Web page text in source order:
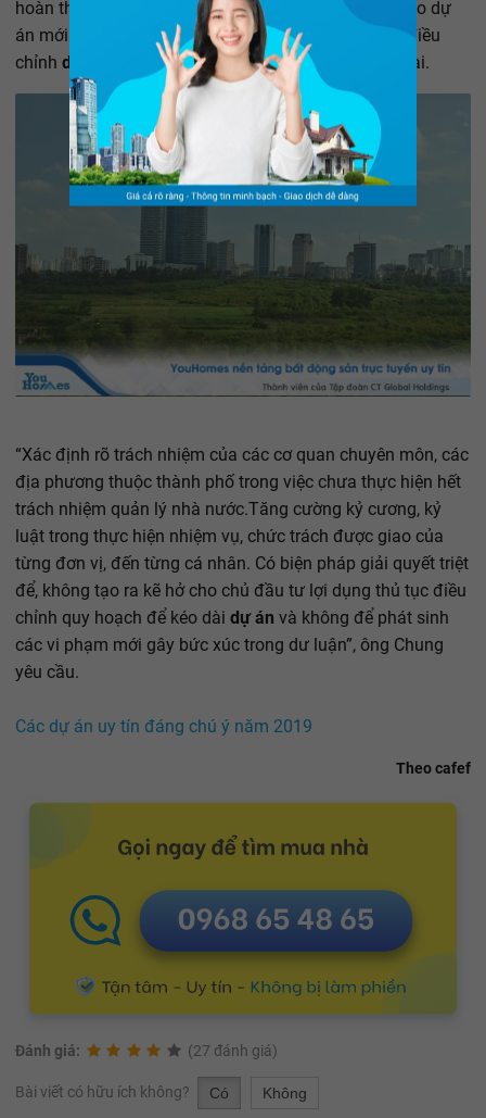
hoàn thành các dự án. Kiên quyết không xem xét giao dự
án mới với các nhà đầu tư vi phạm; không gia hạn, điều
chỉnh dự án đối với các dự án chậm triển khai kéo dài.
“Xác định rõ trách nhiệm của các cơ quan chuyên môn, các
địa phương thuộc thành phố trong việc chưa thực hiện hết
trách nhiệm quản lý nhà nước.Tăng cường kỷ cương, kỷ
luật trong thực hiện nhiệm vụ, chức trách được giao của
từng đơn vị, đến từng cá nhân. Có biện pháp giải quyết triệt
để, không tạo ra kẽ hở cho chủ đầu tư lợi dụng thủ tục điều
chỉnh quy hoạch để kéo dài dự án và không để phát sinh
các vi phạm mới gây bức xúc trong dư luận”, ông Chung
yêu cầu.
Các dự án uy tín đáng chú ý năm 2019
Theo cafef
Đánh giá: (27 đánh giá)
Bài viết có hữu ích không? Có Không